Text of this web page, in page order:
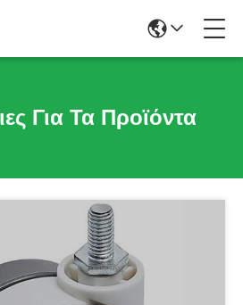
Για Τα Προϊόντα